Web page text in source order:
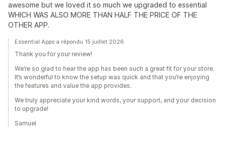
awesome but we loved it so much we upgraded to essential
WHICH WAS ALSO MORE THAN HALF THE PRICE OF THE
OTHER APP.
Essential Apps a répondu 15 juillet 2026
Thank you for your review!
We’re so glad to hear the app has been such a great fit for your store.
It’s wonderful to know the setup was quick and that you’re enjoying
the features and value the app provides.
We truly appreciate your kind words, your support, and your decision
to upgrade!
Samuel